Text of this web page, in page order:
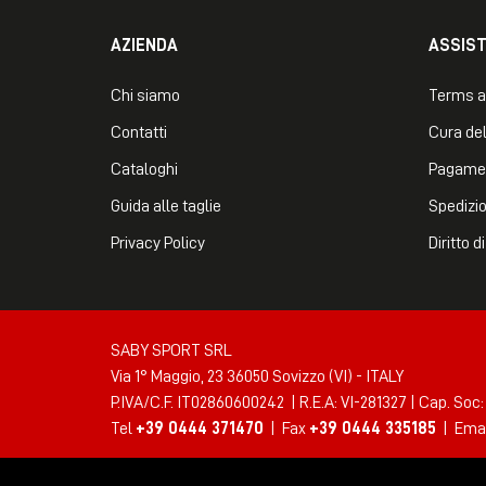
AZIENDA
Chi siamo
Contatti
Cataloghi
Guida alle taglie
Privacy Policy
Terms
Cura
Diritto
SABY SPORT SRL
Via 1° Maggio, 23 36050 Sovizzo (VI) - ITALY
P.IVA/C.F. IT02860600242 | R.E.A: VI-281327 | Cap.
Tel +39 0444 371470 | Fax +39 0444 335185 |